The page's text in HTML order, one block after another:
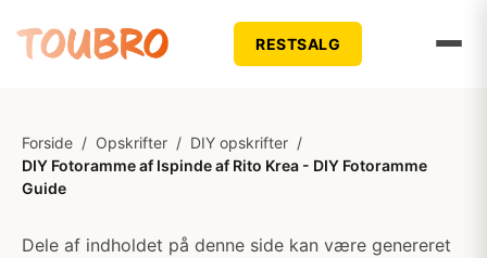
RESTSALG
Forside / Opskrifter / DIY opskrifter /
DIY Fotoramme af Ispinde af Rito Krea - DIY Fotoramme
Guide
Dele af indholdet på denne side kan være genereret